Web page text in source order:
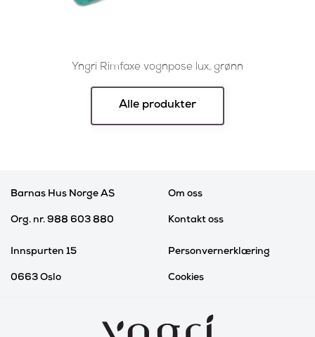
Yngri Rimfaxe vognpose lux, grønn
Alle produkter
Barnas Hus Norge AS
Org. nr. 988 603 880
Innspurten 15
0663 Oslo
Om oss
Kontakt oss
Personvernerklæring
Cookies